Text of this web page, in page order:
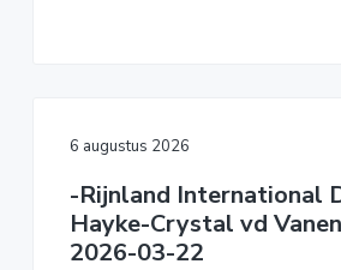
6 augustus 2026
-Rijnland International
Hayke-Crystal vd
2026-03-22